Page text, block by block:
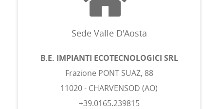
Sede Valle D'Aosta
B.E. IMPIANTI ECOTECNOLOGICI SRL
Frazione PONT SUAZ, 88
11020 - CHARVENSOD (AO)
+39.0165.239815